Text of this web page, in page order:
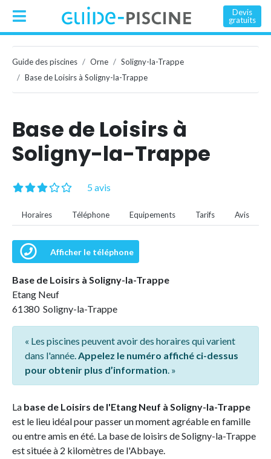
Devis
gratuits
Guide des piscines Orne
Soligny-la-Trappe
Base de Loisirs à Soligny-la-Trappe
Base de Loisirs à
Soligny-la-Trappe
5 avis
Horaires Téléphone Equipements Tarifs Avis
Afficher le téléphone
Base de Loisirs à Soligny-la-Trappe
Etang Neuf
61380 Soligny-la-Trappe
« Les piscines peuvent avoir des horaires qui varient
dans l'année.Appelez le numéro affiché ci-dessus
pour obtenir plus d’information. »
La base de Loisirs de l'Etang Neuf à Soligny-la-Trappe
est le lieu idéal pour passer un moment agréable en famille
ou entre amis en été. La base de loisirs de Soligny-la-Trappe
est située à 2 kilomètres de l'Abbaye.